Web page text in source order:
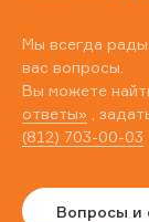
Мы всегда
вас вопросы.
Вы можете
ответы» ,
(812) 703-00-03
Вопросы и